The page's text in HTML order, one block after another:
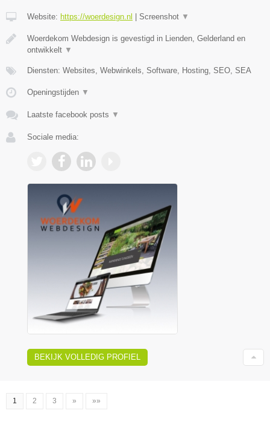
Website: https://woerdesign.nl Screenshot ▼
Woerdekom Webdesign is gevestigd in Lienden, Gelderland en
ontwikkelt ▼
Diensten: Websites, Webwinkels, Software, Hosting, SEO, SEA
Openingstijden ▼
Laatste facebook posts ▼
Sociale media:
BEKIJK VOLLEDIG PROFIEL
1 2 3 » »»